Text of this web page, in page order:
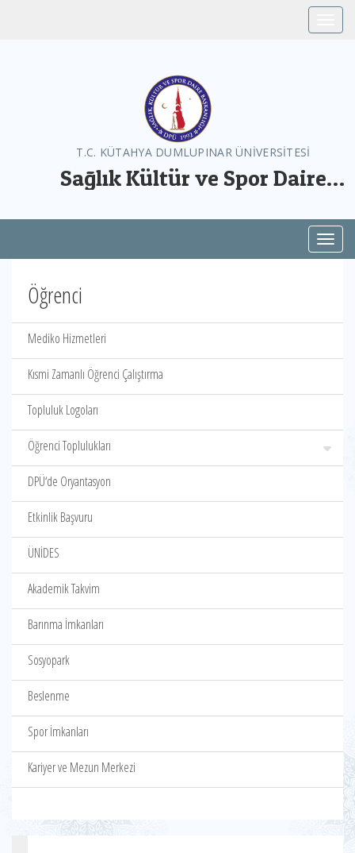
T.C. KÜTAHYA DUMLUPINAR ÜNİVERSİTESİ
Sağlık Kültür ve Spor Daire
Öğrenci
Mediko Hizmetleri
Kısmi Zamanlı Öğrenci Çalıştırma
Topluluk Logoları
Öğrenci Toplulukları
DPÜ‘de Oryantasyon
Etkinlik Başvuru
ÜNİDES
Akademik Takvim
Barınma İmkanları
Sosyopark
Beslenme
Spor İmkanları
Kariyer ve Mezun Merkezi